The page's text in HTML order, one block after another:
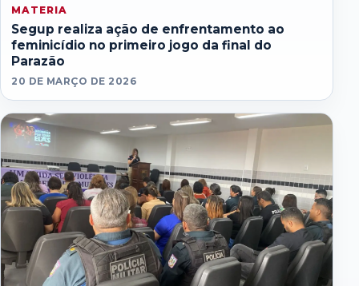
MATERIA
Segup realiza ação de enfrentamento ao
feminicídio no primeiro jogo da final do
Parazão
20 DE MARÇO DE 2026